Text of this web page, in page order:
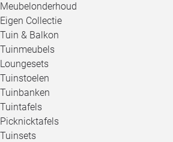
Meubelonderhoud
Eigen Collectie
Tuin & Balkon
Tuinmeubels
Loungesets
Tuinstoelen
Tuinbanken
Tuintafels
Picknicktafels
Tuinsets